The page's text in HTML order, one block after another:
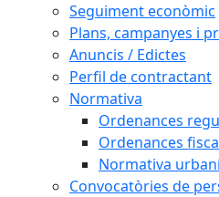
Seguiment econòmic
Plans, campanyes i
Anuncis / Edictes
Perfil de contractant
Normativa
Ordenances
Ordenances
Normativa
Convocatòries de